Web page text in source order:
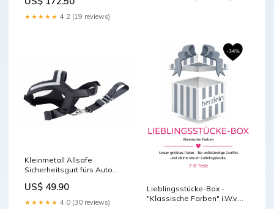
Diebstahlsicherung
★★★★★ 4.2 (19 reviews)
Kleinmetall Allsafe
Sicherheitsgurt fürs Auto
US$ 49.90
★★★★★ 4.0 (30 reviews)
Lieblingsstücke-Box -
"Klassische Farben" i.W.v.